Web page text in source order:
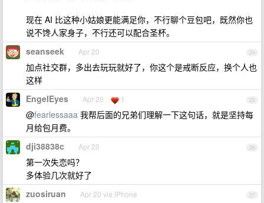
现在 AI 比这种小姑娘更能满足你，不行聊个豆包吧，既然你也
说不馋人家身子，不行还可以配合圣杯。
24
seanseek Apr 20
加点社交群，多出去玩玩就好了，你这个是戒断反应，换个人也
这样
25
EngelEyes Apr 20 1
@fearlessaaa 我帮后面的兄弟们理解一下这句话，就是坚持每
月给包月费。
26
dji38838c Apr 20
第一次失恋吗？
多体验几次就好了
27
zuosiruan Apr 20 via iPhone